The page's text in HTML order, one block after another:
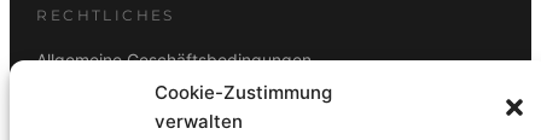
Cookie-Zustimmung
verwalten
RECHTLICHES
Allgemeine Geschäftsbedingungen